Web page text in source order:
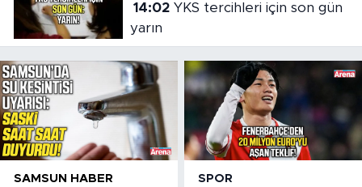
14:02YKS tercihleri için son gün
yarın
SAMSUN HABER SPOR